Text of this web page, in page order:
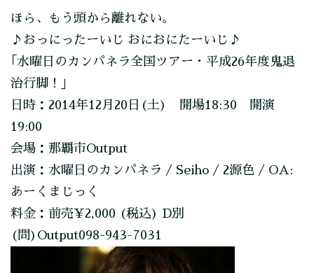
ほら、もう頭から離れない。
♪おっにったーいじ おにおにたーいじ♪
｢水曜日のカンパネラ全国ツアー・平成26年度鬼退
治行脚！｣
日時：2014年12月20日(土) 開場18:30 開演
19:00
会場：那覇市Output
出演：水曜日のカンパネラ / Seiho / 2源色 / OA:
あーくまじっく
料金：前売¥2,000 (税込) D別
(問)Output098-943-7031